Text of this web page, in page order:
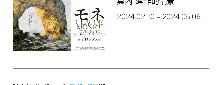
2024.02.10 – 2024.05.06